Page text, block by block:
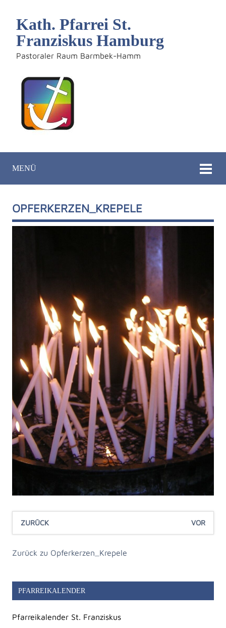
Kath. Pfarrei St.
Franziskus Hamburg
Pastoraler Raum Barmbek-Hamm
MENÜ
OPFERKERZEN_KREPELE
ZURÜCK VOR
Zurück zu Opferkerzen_Krepele
PFARREIKALENDER
Pfarreikalender St. Franziskus